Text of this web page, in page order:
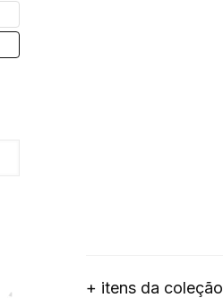
+ itens da coleção